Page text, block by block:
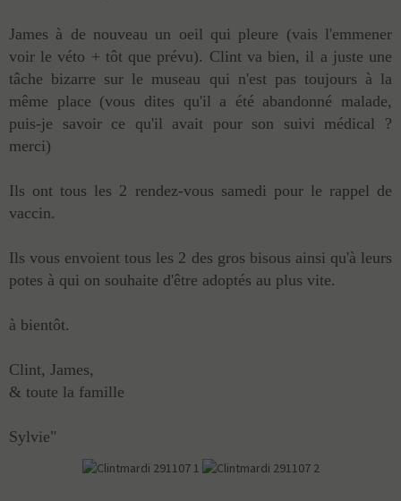
James à de nouveau un oeil qui pleure (vais l'emmener
voir le véto + tôt que prévu). Clint va bien, il a juste une
tâche bizarre sur le museau qui n'est pas toujours à la
même place (vous dites qu'il a été abandonné malade,
puis-je savoir ce qu'il avait pour son suivi médical ?
merci)
Ils ont tous les 2 rendez-vous samedi pour le rappel de
vaccin.
Ils vous envoient tous les 2 des gros bisous ainsi qu'à leurs
potes à qui on souhaite d'être adoptés au plus vite.
à bientôt.
Clint, James,
& toute la famille
Sylvie"